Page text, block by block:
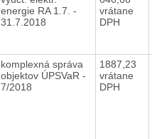
energie RA 1.7. -
31.7.2018
vrátane
DPH
komplexná správa
objektov ÚPSVaR -
7/2018
1887,23
vrátane
DPH